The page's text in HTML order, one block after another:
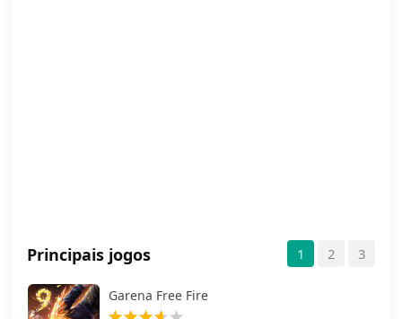
Principais jogos 1 2 3
Garena Free Fire